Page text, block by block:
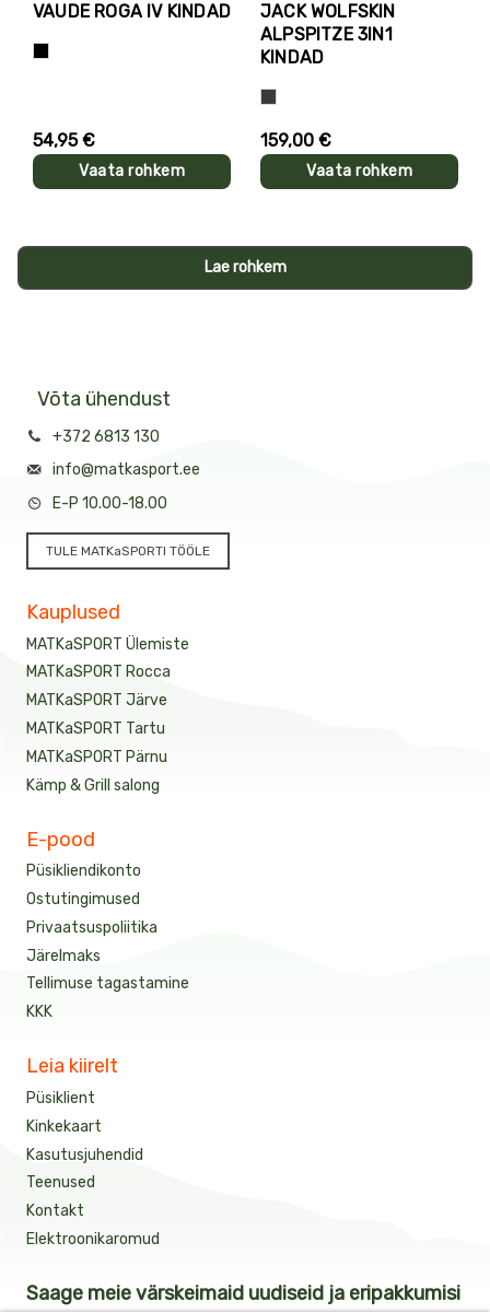
VAUDE ROGA IV KINDAD
54,95 €
Vaata rohkem
JACK WOLFSKIN
ALPSPITZE 3IN1
KINDAD
159,00 €
Vaata rohkem
Lae rohkem
Võta ühendust
+372 6813 130
info@matkasport.ee
E-P 10.00-18.00
TULE MATKaSPORTI TÖÖLE
Kauplused
MATKaSPORT Ülemiste
MATKaSPORT Rocca
MATKaSPORT Järve
MATKaSPORT Tartu
MATKaSPORT Pärnu
Kämp & Grill salong
E-pood
Püsikliendikonto
Ostutingimused
Privaatsuspoliitika
Järelmaks
Tellimuse tagastamine
KKK
Leia kiirelt
Püsiklient
Kinkekaart
Kasutusjuhendid
Teenused
Kontakt
Elektroonikaromud
Saage meie värskeimaid uudiseid ja eripakkumisi